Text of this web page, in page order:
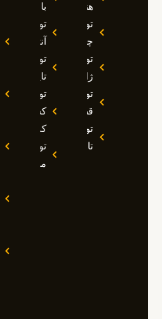
هند
تور
چین
تور
ژاپن
تور
قطر
تور
تاجیکستان
بالی
تور
آنتالیا
تور
تایلند
تور
کشتی
کروز
تور
مالدیو